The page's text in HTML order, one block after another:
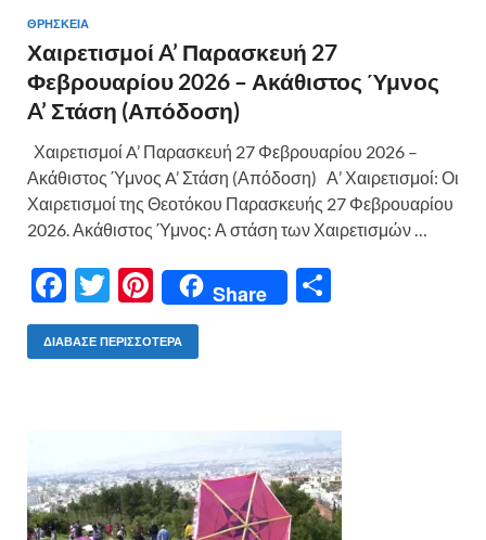
ΘΡΗΣΚΕΙΑ
Χαιρετισμοί A’ Παρασκευή 27
Φεβρουαρίου 2026 – Ακάθιστος Ύμνος
A’ Στάση (Απόδοση)
Χαιρετισμοί A’ Παρασκευή 27 Φεβρουαρίου 2026 –
Ακάθιστος Ύμνος A’ Στάση (Απόδοση) Α’ Χαιρετισμοί: Οι
Χαιρετισμοί της Θεοτόκου Παρασκευής 27 Φεβρουαρίου
2026. Ακάθιστος Ύμνος: Α στάση των Χαιρετισμών …
F
ac
e
k
T
w
itt
Pi
nt
er
Share
σ
τε
ίτ
ε
ΔΙΆΒΑΣΕ ΠΕΡΙΣΣΌΤΕΡΑ